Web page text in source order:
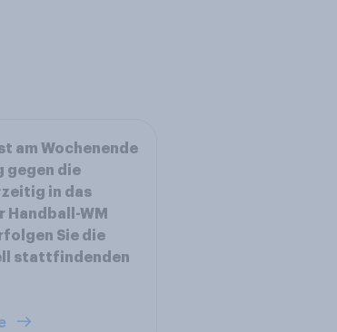
am Wochenende
gegen die
in das
WM
Sie die
stattfindenden